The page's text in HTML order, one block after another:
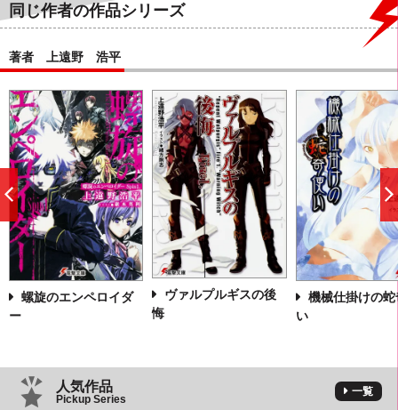
同じ作者の作品シリーズ
著者 上遠野 浩平
螺旋のエンペロイダ
ー
ヴァルプルギスの後
悔
機械仕掛けの蛇
い
前
へ
人気作品
Pickup Series
一覧